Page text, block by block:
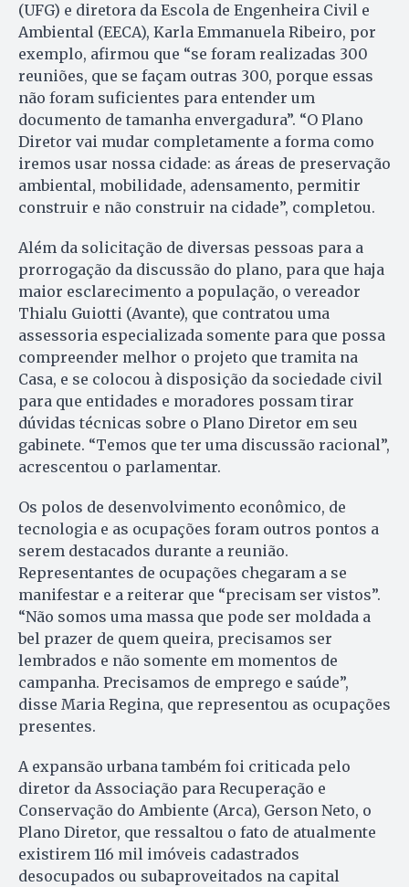
(UFG) e diretora da Escola de Engenheira Civil e
Ambiental (EECA), Karla Emmanuela Ribeiro, por
exemplo, afirmou que “se foram realizadas 300
reuniões, que se façam outras 300, porque essas
não foram suficientes para entender um
documento de tamanha envergadura”. “O Plano
Diretor vai mudar completamente a forma como
iremos usar nossa cidade: as áreas de preservação
ambiental, mobilidade, adensamento, permitir
construir e não construir na cidade”, completou.
Além da solicitação de diversas pessoas para a
prorrogação da discussão do plano, para que haja
maior esclarecimento a população, o vereador
Thialu Guiotti (Avante), que contratou uma
assessoria especializada somente para que possa
compreender melhor o projeto que tramita na
Casa, e se colocou à disposição da sociedade civil
para que entidades e moradores possam tirar
dúvidas técnicas sobre o Plano Diretor em seu
gabinete. “Temos que ter uma discussão racional”,
acrescentou o parlamentar.
Os polos de desenvolvimento econômico, de
tecnologia e as ocupações foram outros pontos a
serem destacados durante a reunião.
Representantes de ocupações chegaram a se
manifestar e a reiterar que “precisam ser vistos”.
“Não somos uma massa que pode ser moldada a
bel prazer de quem queira, precisamos ser
lembrados e não somente em momentos de
campanha. Precisamos de emprego e saúde”,
disse Maria Regina, que representou as ocupações
presentes.
A expansão urbana também foi criticada pelo
diretor da Associação para Recuperação e
Conservação do Ambiente (Arca), Gerson Neto, o
Plano Diretor, que ressaltou o fato de atualmente
existirem 116 mil imóveis cadastrados
desocupados ou subaproveitados na capital